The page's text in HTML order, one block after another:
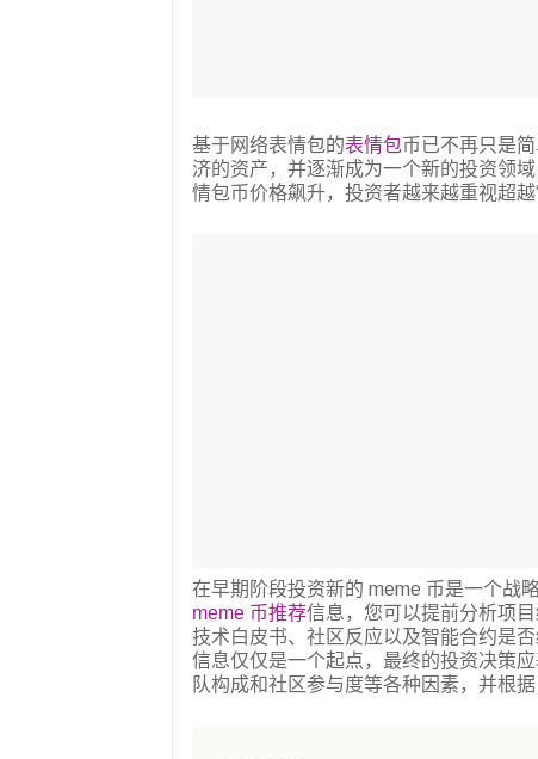
基于网络表情包的表情包币已不再只是
济的资产，并逐渐成为一个新的投资领
情包币价格飙升，投资者越来越重视超越
在早期阶段投资新的 meme 币是一个战
meme 币推荐信息，您可以提前分析项
技术白皮书、社区反应以及智能合约是
信息仅仅是一个起点，最终的投资决策
队构成和社区参与度等各种因素，并根